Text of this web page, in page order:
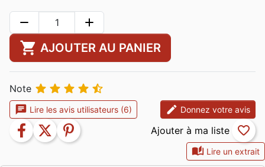
auto_stories Lire un extrait
remove add
shopping_cart AJOUTER AU PANIER
Note     
chat Lire les avis utilisateurs (6) edit Donnez votre avis
facebook twitter pinterest favorite_border